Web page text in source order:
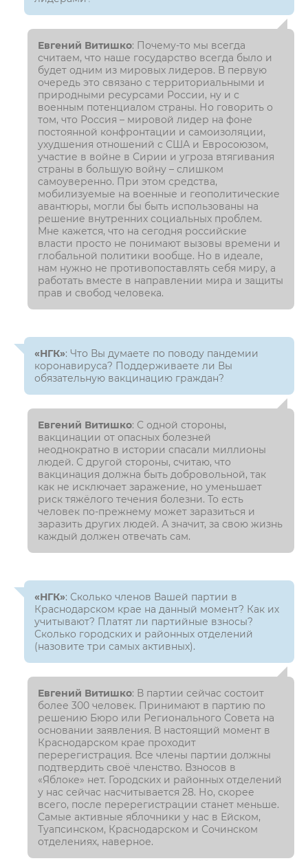
Евгений Витишко: Почему-то мы всегда
считаем, что наше государство всегда было и
будет одним из мировых лидеров. В первую
очередь это связано с территориальными и
природными ресурсами России, ну и с
военным потенциалом страны. Но говорить о
том, что Россия – мировой лидер на фоне
постоянной конфронтации и самоизоляции,
ухудшения отношений с США и Евросоюзом,
участие в войне в Сирии и угроза втягивания
страны в большую войну – слишком
самоуверенно. При этом средства,
мобилизуемые на военные и геополитические
авантюры, могли бы быть использованы на
решение внутренних социальных проблем.
Мне кажется, что на сегодня российские
власти просто не понимают вызовы времени и
глобальной политики вообще. Но в идеале,
нам нужно не противопоставлять себя миру, а
работать вместе в направлении мира и защиты
прав и свобод человека.
«НГК»: Что Вы думаете по поводу пандемии
коронавируса? Поддерживаете ли Вы
обязательную вакцинацию граждан?
Евгений Витишко: С одной стороны,
вакцинации от опасных болезней
неоднократно в истории спасали миллионы
людей. С другой стороны, считаю, что
вакцинация должна быть добровольной, так
как не исключает заражение, но уменьшает
риск тяжёлого течения болезни. То есть
человек по-прежнему может заразиться и
заразить других людей. А значит, за свою жизнь
каждый должен отвечать сам.
«НГК»: Сколько членов Вашей партии в
Краснодарском крае на данный момент? Как их
учитывают? Платят ли партийные взносы?
Сколько городских и районных отделений
(назовите три самых активных).
Евгений Витишко: В партии сейчас состоит
более 300 человек. Принимают в партию по
решению Бюро или Регионального Совета на
основании заявления. В настоящий момент в
Краснодарском крае проходит
перерегистрация. Все члены партии должны
подтвердить своё членство. Взносов в
«Яблоке» нет. Городских и районных отделений
у нас сейчас насчитывается 28. Но, скорее
всего, после перерегистрации станет меньше.
Самые активные яблочники у нас в Ейском,
Туапсинском, Краснодарском и Сочинском
отделениях, наверное.